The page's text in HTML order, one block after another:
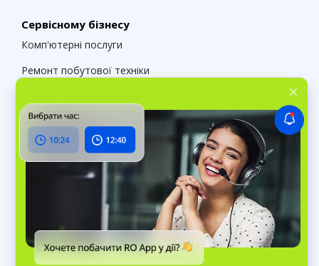
Сервісному бізнесу
Комп'ютерні послуги
Ремонт побутової техніки
Автобізнесу
Автосервіси та СТО
Шиномонтажі
Детейлінг центри
Послуги
Ательє та швейні майстерні